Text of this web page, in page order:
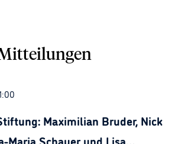
Maximilian Bruder, Nick
Maria Schauer und Lisa